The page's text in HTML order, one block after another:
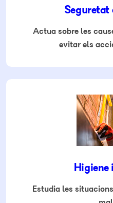
Actua sobre les
evitar els
Estudia les